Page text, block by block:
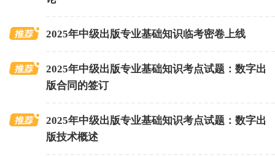
2025年中级出版专业基础知识临考密卷上线
2025年中级出版专业基础知识考点试题：数字出
版合同的签订
2025年中级出版专业基础知识考点试题：数字出
版技术概述